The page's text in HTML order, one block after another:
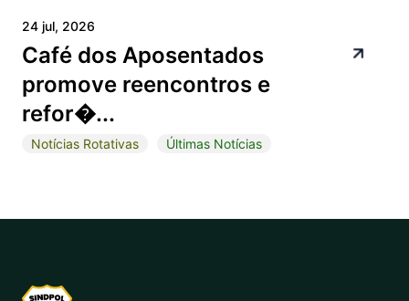
24 jul, 2026
Café dos Aposentados
promove reencontros e
refor�...
Notícias Rotativas Últimas Notícias